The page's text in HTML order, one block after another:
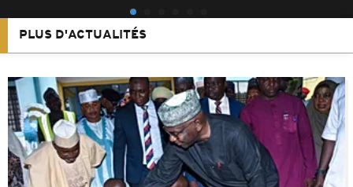
PLUS D'ACTUALITÉS